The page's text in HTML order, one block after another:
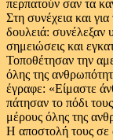
περπατούν σαν τα
Στη συνέχεια και
δουλειά: συνέλεξαν
σημειώσεις και
Τοποθέτησαν την
όλης της
έγραφε: «Είμαστε
πάτησαν το πόδι
μέρους όλης της
Η αποστολή τους σε